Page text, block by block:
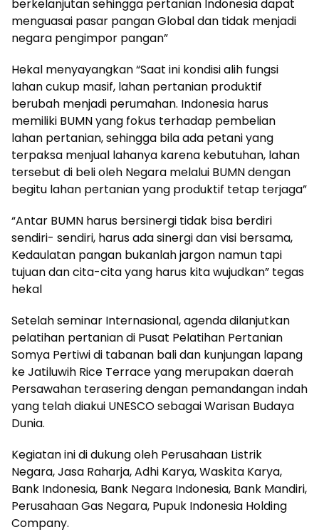
berkelanjutan sehingga pertanian Indonesia dapat
menguasai pasar pangan Global dan tidak menjadi
negara pengimpor pangan”
Hekal menyayangkan “Saat ini kondisi alih fungsi
lahan cukup masif, lahan pertanian produktif
berubah menjadi perumahan. Indonesia harus
memiliki BUMN yang fokus terhadap pembelian
lahan pertanian, sehingga bila ada petani yang
terpaksa menjual lahanya karena kebutuhan, lahan
tersebut di beli oleh Negara melalui BUMN dengan
begitu lahan pertanian yang produktif tetap terjaga”
“Antar BUMN harus bersinergi tidak bisa berdiri
sendiri- sendiri, harus ada sinergi dan visi bersama,
Kedaulatan pangan bukanlah jargon namun tapi
tujuan dan cita-cita yang harus kita wujudkan” tegas
hekal
Setelah seminar Internasional, agenda dilanjutkan
pelatihan pertanian di Pusat Pelatihan Pertanian
Somya Pertiwi di tabanan bali dan kunjungan lapang
ke Jatiluwih Rice Terrace yang merupakan daerah
Persawahan terasering dengan pemandangan indah
yang telah diakui UNESCO sebagai Warisan Budaya
Dunia.
Kegiatan ini di dukung oleh Perusahaan Listrik
Negara, Jasa Raharja, Adhi Karya, Waskita Karya,
Bank Indonesia, Bank Negara Indonesia, Bank Mandiri,
Perusahaan Gas Negara, Pupuk Indonesia Holding
Company.